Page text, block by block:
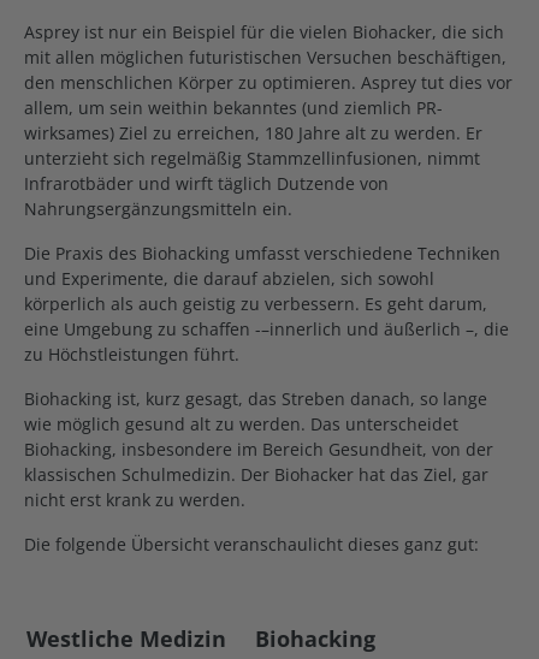
Asprey ist nur ein Beispiel für die vielen Biohacker, die sich
mit allen möglichen futuristischen Versuchen beschäftigen,
den menschlichen Körper zu optimieren. Asprey tut dies vor
allem, um sein weithin bekanntes (und ziemlich PR-
wirksames) Ziel zu erreichen, 180 Jahre alt zu werden. Er
unterzieht sich regelmäßig Stammzellinfusionen, nimmt
Infrarotbäder und wirft täglich Dutzende von
Nahrungsergänzungsmitteln ein.
Die Praxis des Biohacking umfasst verschiedene Techniken
und Experimente, die darauf abzielen, sich sowohl
körperlich als auch geistig zu verbessern. Es geht darum,
eine Umgebung zu schaffen -–innerlich und äußerlich –, die
zu Höchstleistungen führt.
Biohacking ist, kurz gesagt, das Streben danach, so lange
wie möglich gesund alt zu werden. Das unterscheidet
Biohacking, insbesondere im Bereich Gesundheit, von der
klassischen Schulmedizin. Der Biohacker hat das Ziel, gar
nicht erst krank zu werden.
Die folgende Übersicht veranschaulicht dieses ganz gut:
Westliche Medizin Biohacking